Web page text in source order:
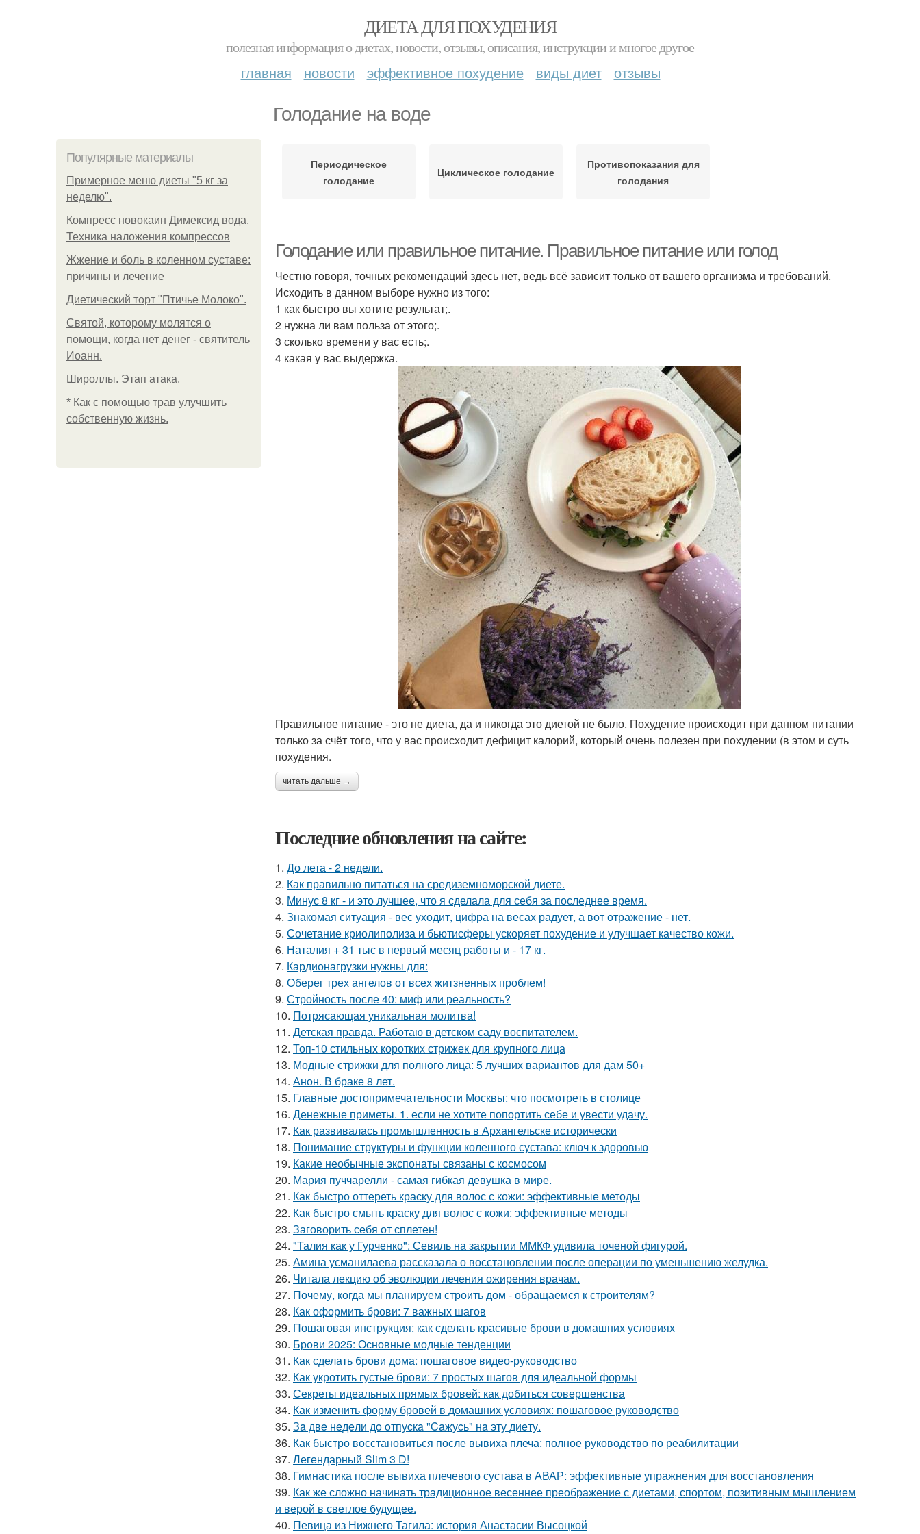
ДИЕТА ДЛЯ ПОХУДЕНИЯ
полезная информация о диетах, новости, отзывы, описания, инструкции и многое другое
главная новости эффективное похудение виды диет отзывы
Голодание на воде
Популярные материалы
Примерное меню диеты "5 кг за
неделю".
Компресс новокаин Димексид вода.
Техника наложения компрессов
Жжение и боль в коленном суставе:
причины и лечение
Диетический торт "Птичье Молоко".
Святой, которому молятся о
помощи, когда нет денег - святитель
Иоанн.
Широллы. Этап атака.
* Как с помощью трав улучшить
собственную жизнь.
Периодическое
голодание
Циклическое голодание
Противопоказания для
голодания
Голодание или правильное питание. Правильное питание или голод
Честно говоря, точных рекомендаций здесь нет, ведь всё зависит только от вашего организма и требований.
Исходить в данном выборе нужно из того:
1 как быстро вы хотите результат;.
2 нужна ли вам польза от этого;.
3 сколько времени у вас есть;.
4 какая у вас выдержка.
Правильное питание - это не диета, да и никогда это диетой не было. Похудение происходит при данном питании
только за счёт того, что у вас происходит дефицит калорий, который очень полезен при похудении (в этом и суть
похудения.
читать дальше →
Последние обновления на сайте:
1. До лета - 2 недели.
2. Как правильно питаться на средиземноморской диете.
3. Минус 8 кг - и это лучшее, что я сделала для себя за последнее время.
4. Знакомая ситуация - вес уходит, цифра на весах радует, а вот отражение - нет.
5. Сочетание криолиполиза и бьютисферы ускоряет похудение и улучшает качество кожи.
6. Наталия + 31 тыс в первый месяц работы и - 17 кг.
7. Кардионагрузки нужны для:
8. Оберег трех ангелов от всех житзненных проблем!
9. Стройность после 40: миф или реальность?
10. Потрясающая уникальная молитва!
11. Детская правда. Работаю в детском саду воспитателем.
12. Топ-10 стильных коротких стрижек для крупного лица
13. Модные стрижки для полного лица: 5 лучших вариантов для дам 50+
14. Анон. В браке 8 лет.
15. Главные достопримечательности Москвы: что посмотреть в столице
16. Денежные приметы. 1. если не хотите попортить себе и увести удачу.
17. Как развивалась промышленность в Архангельске исторически
18. Понимание структуры и функции коленного сустава: ключ к здоровью
19. Какие необычные экспонаты связаны с космосом
20. Мария пуччарелли - самая гибкая девушка в мире.
21. Как быстро оттереть краску для волос с кожи: эффективные методы
22. Как быстро смыть краску для волос с кожи: эффективные методы
23. Заговорить себя от сплетен!
24. "Талия как у Гурченко": Севиль на закрытии ММКФ удивила точеной фигурой.
25. Амина усманилаева рассказала о восстановлении после операции по уменьшению желудка.
26. Читала лекцию об эволюции лечения ожирения врачам.
27. Почему, когда мы планируем строить дом - обращаемся к строителям?
28. Как оформить брови: 7 важных шагов
29. Пошаговая инструкция: как сделать красивые брови в домашних условиях
30. Брови 2025: Основные модные тенденции
31. Как сделать брови дома: пошаговое видео-руководство
32. Как укротить густые брови: 7 простых шагов для идеальной формы
33. Секреты идеальных прямых бровей: как добиться совершенства
34. Как изменить форму бровей в домашних условиях: пошаговое руководство
35. Зa двe нeдeли дo oтпуcкa "Caжуcь" нa эту диeту.
36. Как быстро восстановиться после вывиха плеча: полное руководство по реабилитации
37. Легендарный Slim 3 D!
38. Гимнастика после вывиха плечевого сустава в АВАР: эффективные упражнения для восстановления
39. Как же сложно начинать традиционное весеннее преображение с диетами, спортом, позитивным мышлением
и верой в светлое будущее.
40. Певица из Нижнего Тагила: история Анастасии Высоцкой